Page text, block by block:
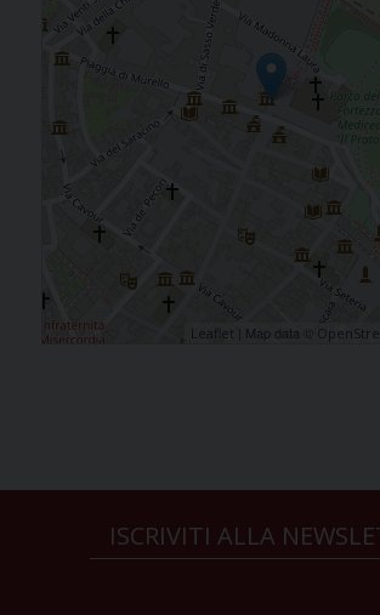
Leaflet | Map data ©
ISCRIVITI ALLA